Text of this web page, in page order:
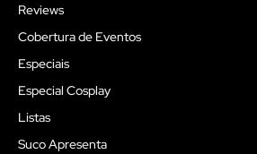
Reviews
Cobertura de Eventos
Especiais
Especial Cosplay
Listas
Suco Apresenta